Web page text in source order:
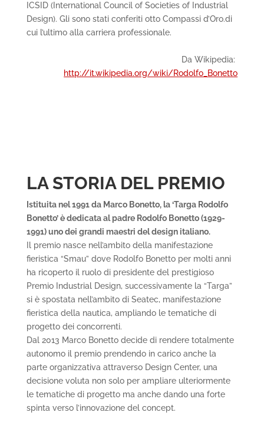
ICSID (International Council of Societies of Industrial
Design). Gli sono stati conferiti otto Compassi d’Oro.di
cui l’ultimo alla carriera professionale.
Da Wikipedia:
http://it.wikipedia.org/wiki/Rodolfo_Bonetto
LA STORIA DEL PREMIO
Istituita nel 1991 da Marco Bonetto, la ‘Targa Rodolfo
Bonetto’ è dedicata al padre Rodolfo Bonetto (1929-
1991) uno dei grandi maestri del design italiano.
Il premio nasce nell’ambito della manifestazione
fieristica “Smau” dove Rodolfo Bonetto per molti anni
ha ricoperto il ruolo di presidente del prestigioso
Premio Industrial Design, successivamente la “Targa”
si è spostata nell’ambito di Seatec, manifestazione
fieristica della nautica, ampliando le tematiche di
progetto dei concorrenti.
Dal 2013 Marco Bonetto decide di rendere totalmente
autonomo il premio prendendo in carico anche la
parte organizzativa attraverso Design Center, una
decisione voluta non solo per ampliare ulteriormente
le tematiche di progetto ma anche dando una forte
spinta verso l’innovazione del concept.